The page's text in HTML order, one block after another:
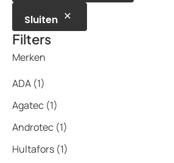
Sluiten
Filters
Merken
ADA (1)
Agatec (1)
Androtec (1)
Hultafors (1)